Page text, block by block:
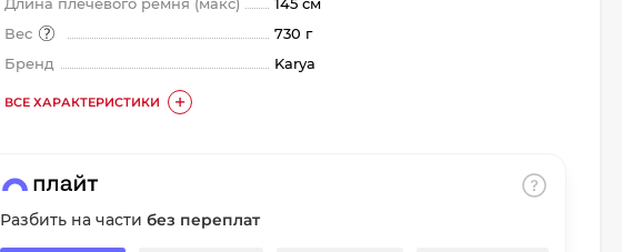
Вес
730 г
Бренд
Karya
ВСЕ ХАРАКТЕРИСТИКИ
Разбить на частибез переплат